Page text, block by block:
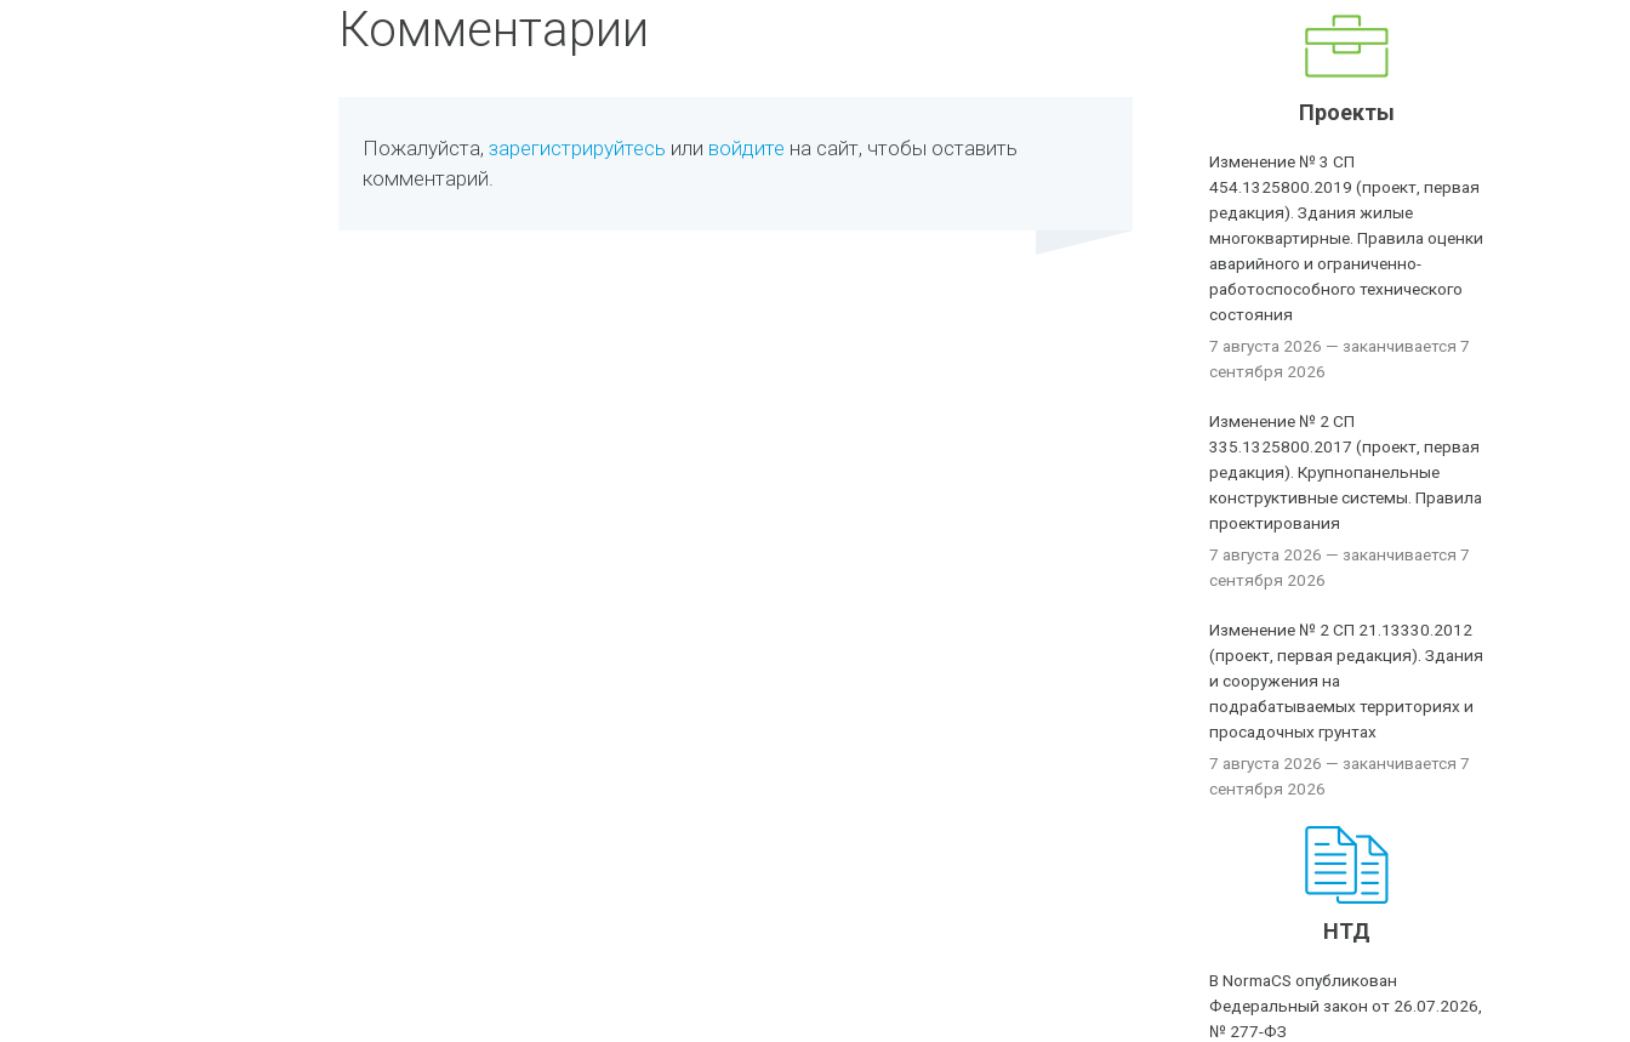
Комментарии
Пожалуйста, зарегистрируйтесь или войдите на сайт, чтобы оставить
комментарий.
Проекты
Изменение № 3 СП
454.1325800.2019 (проект, первая
редакция). Здания жилые
многоквартирные. Правила оценки
аварийного и ограниченно-
работоспособного технического
состояния
7 августа 2026 — заканчивается 7
сентября 2026
Изменение № 2 СП
335.1325800.2017 (проект, первая
редакция). Крупнопанельные
конструктивные системы. Правила
проектирования
7 августа 2026 — заканчивается 7
сентября 2026
Изменение № 2 СП 21.13330.2012
(проект, первая редакция). Здания
и сооружения на
подрабатываемых территориях и
просадочных грунтах
7 августа 2026 — заканчивается 7
сентября 2026
НТД
В NormaCS опубликован
Федеральный закон от 26.07.2026,
№ 277-ФЗ